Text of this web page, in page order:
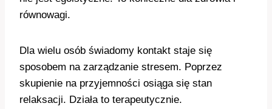
równowagi.
Dla wielu osób świadomy kontakt staje się
sposobem na zarządzanie stresem. Poprzez
skupienie na przyjemności osiąga się stan
relaksacji. Działa to terapeutycznie.